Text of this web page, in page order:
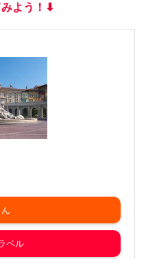
よう！⬇︎
ベル